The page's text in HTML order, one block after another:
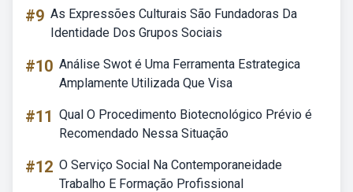
#9 As Expressões Culturais São Fundadoras Da
Identidade Dos Grupos Sociais
#10 Análise Swot é Uma Ferramenta Estrategica
Amplamente Utilizada Que Visa
#11 Qual O Procedimento Biotecnológico Prévio é
Recomendado Nessa Situação
#12 O Serviço Social Na Contemporaneidade
Trabalho E Formação Profissional